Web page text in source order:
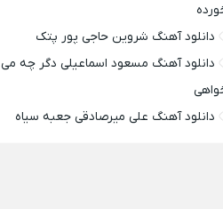
دانلود آهنگ شروین حاجی پور پتک
دانلود آهنگ مسعود اسماعیلی دگر چه می
دانلود آهنگ علی میرصادقی جعبه سیاه